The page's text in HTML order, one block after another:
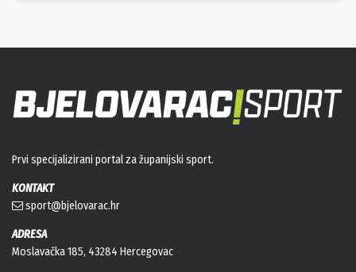
sport@bjelovarac.hr
Moslavačka 185, 43284 Hercegovac